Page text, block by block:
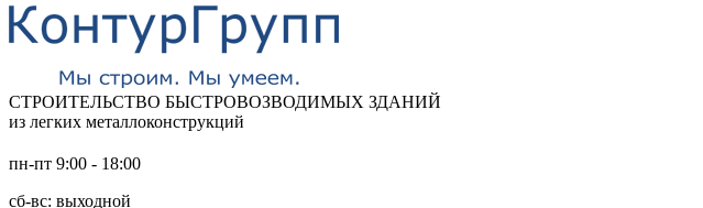
СТРОИТЕЛЬСТВО БЫСТРОВОЗВОДИМЫХ ЗДАНИЙ
из легких металлоконструкций
пн-пт 9:00 - 18:00
сб-вс: выходной